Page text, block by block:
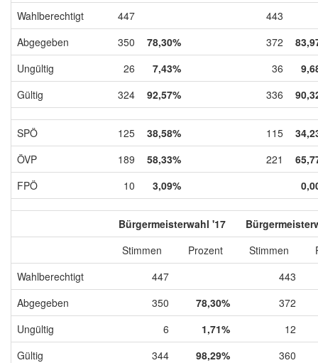
Wahlberechtigt
447
443
Abgegeben
350 78,30% 372
Ungültig
26 7,43% 36
Gültig
324 92,57% 336
SPÖ 125 38,58% 115
ÖVP
189 58,33% 221
FPÖ
10 3,09%
Bürgermeisterwahl '17
Stimmen
Prozent Stimmen
Wahlberechtigt
447
443
Abgegeben
350 78,30%
372
Ungültig
6 1,71%
12
Gültig
344 98,29% 360